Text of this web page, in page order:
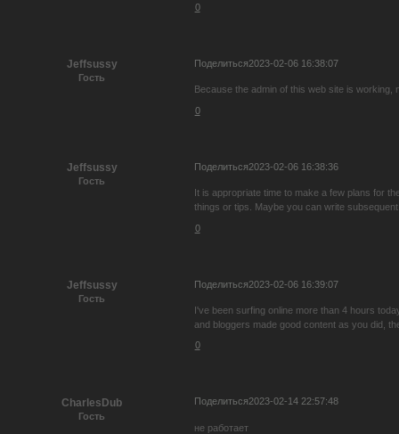
0
Поделиться2023-02-06 16:38:07
Jeffsussy
Гость
Because the admin of this web site is
0
Поделиться2023-02-06 16:38:36
Jeffsussy
Гость
It is appropriate time to make a few plans for
things or tips. Maybe you can write
0
Поделиться2023-02-06 16:39:07
Jeffsussy
Гость
I've been surfing online more than 4 hours
and bloggers made good content as you did,
0
Поделиться2023-02-14 22:57:48
CharlesDub
Гость
не работает